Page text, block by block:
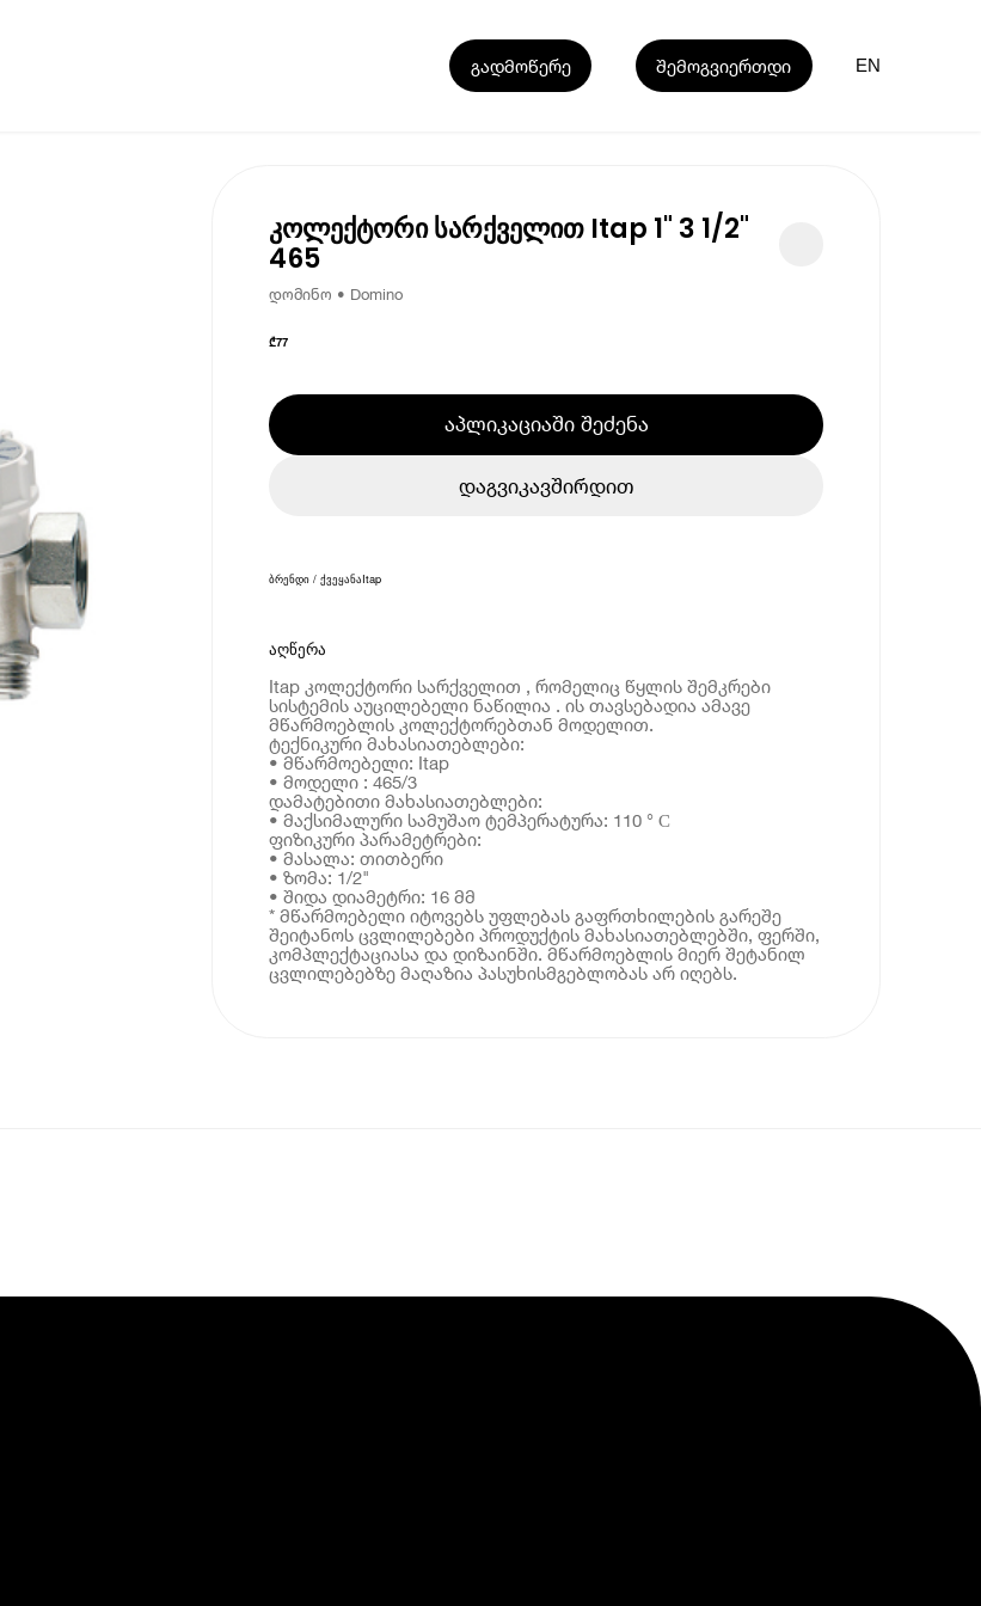
გადმოწერე შემოგვიერთდი EN
კოლექტორი სარქველით Itap 1" 3 1/2"
465
დომინო • Domino
₾77
აპლიკაციაში შეძენა
დაგვიკავშირდით
ბრენდი / ქვეყანაItap
აღწერა
Itap კოლექტორი სარქველით , რომელიც წყლის შემკრები
სისტემის აუცილებელი ნაწილია . ის თავსებადია ამავე
მწარმოებლის კოლექტორებთან მოდელით.
ტექნიკური მახასიათებლები:
• მწარმოებელი: Itap
• მოდელი : 465/3
დამატებითი მახასიათებლები:
• მაქსიმალური სამუშაო ტემპერატურა: 110 ° С
ფიზიკური პარამეტრები:
• მასალა: თითბერი
• ზომა: 1/2"
• შიდა დიამეტრი: 16 მმ
* მწარმოებელი იტოვებს უფლებას გაფრთხილების გარეშე
შეიტანოს ცვლილებები პროდუქტის მახასიათებლებში, ფერში,
კომპლექტაციასა და დიზაინში. მწარმოებლის მიერ შეტანილ
ცვლილებებზე მაღაზია პასუხისმგებლობას არ იღებს.